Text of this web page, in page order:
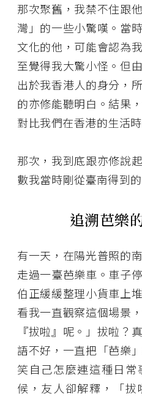
那次聚舊，我禁不住跟
灣」的一些小驚嘆。當
文化的他，可能會認為
至覺得我大驚小怪。但
出於我香港人的身分，
的亦修能聽明白。結果
對比我們在香港的生活
那次，我到底跟亦修說
數我當時剛從臺南得到
追溯芭樂
有一天，在陽光普照的
走過一臺芭樂車。車子
伯正緩緩整理小貨車上
看我一直觀察這個場景
『拔啦』呢。」拔啦？
語不好，一直把「芭樂
笑自己怎麼連這種日
候，友人卻解釋，「